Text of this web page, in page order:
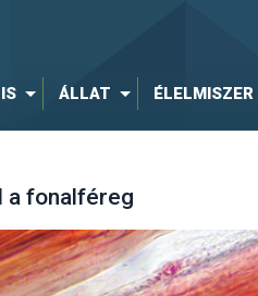
ÁLLAT ÉLELMISZER
a fonalféreg